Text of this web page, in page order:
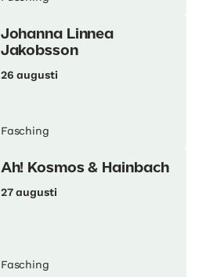
Johanna Linnea
Jakobsson
26 augusti
Fasching
Ah! Kosmos & Hainbach
27 augusti
Fasching